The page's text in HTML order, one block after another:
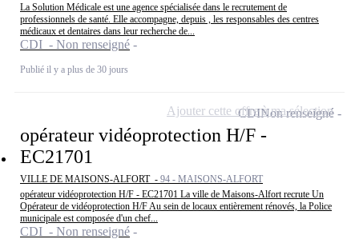
La Solution Médicale est une agence spécialisée dans le recrutement de
professionnels de santé. Elle accompagne, depuis , les responsables des centres
médicaux et dentaires dans leur recherche de...
CDI - Non renseigné
Publié il y a plus de 30 jours
opérateur vidéoprotection H/F -
EC21701
VILLE DE MAISONS-ALFORT - 94 - MAISONS-ALFORT
opérateur vidéoprotection H/F - EC21701 La ville de Maisons-Alfort recrute Un
Opérateur de vidéoprotection H/F Au sein de locaux entièrement rénovés, la Police
municipale est composée d'un chef...
CDI - Non renseigné
CDINon renseigné
Ajouter cette offre à ma sélection